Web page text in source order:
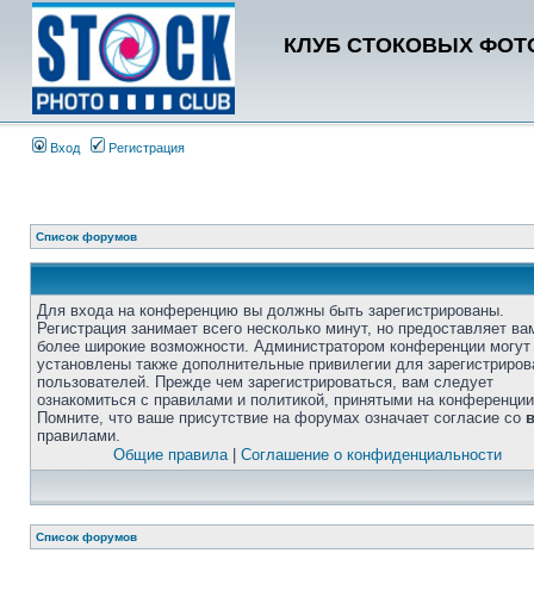
КЛУБ СТОКОВЫХ
Вход Регистрация
Список форумов
Для входа на конференцию вы должны быть зарегистрированы.
Регистрация занимает всего несколько минут, но предоставляет
более широкие возможности. Администратором конференции
установлены также дополнительные привилегии для
пользователей. Прежде чем зарегистрироваться, вам следует
ознакомиться с правилами и политикой, принятыми на
Помните, что ваше присутствие на форумах означает согласие со
правилами.
Общие правила| Соглашение о конфиденциальности
Список форумов